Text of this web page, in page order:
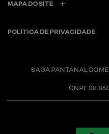
MAPA DO SITE
POLÍTICA DE PRIVACIDADE
SAGA PANTANAL
CNPJ: